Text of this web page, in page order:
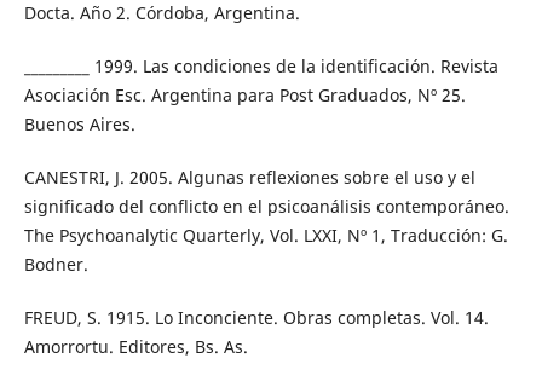
Docta. Año 2. Córdoba, Argentina.
_________ 1999. Las condiciones de la identificación. Revista
Asociación Esc. Argentina para Post Graduados, Nº 25.
Buenos Aires.
CANESTRI, J. 2005. Algunas reflexiones sobre el uso y el
significado del conflicto en el psicoanálisis contemporáneo.
The Psychoanalytic Quarterly, Vol. LXXI, Nº 1, Traducción: G.
Bodner.
FREUD, S. 1915. Lo Inconciente. Obras completas. Vol. 14.
Amorrortu. Editores, Bs. As.